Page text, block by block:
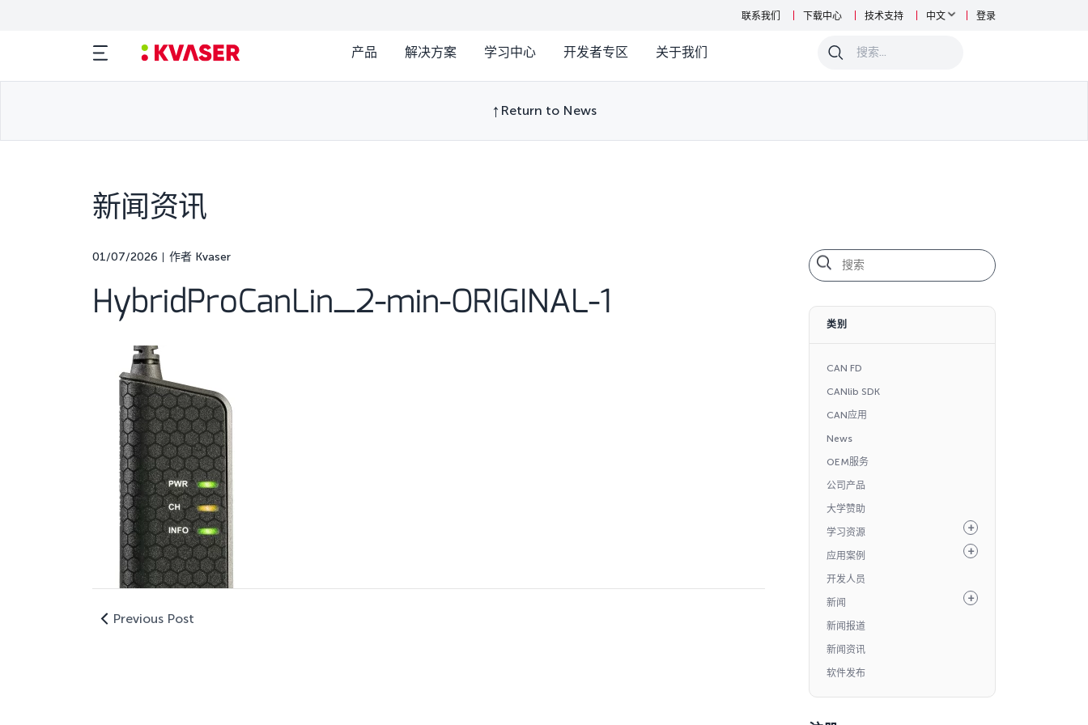
联系我们 下载中心 技术支持 中文 登录
产品 解决方案 学习中心 开发者专区 关于我们 0
Return to News
新闻资讯
01/07/2026 作者 Kvaser
HybridProCanLin_2-min-ORIGINAL-1
Previous Post
类别
CAN FD
CANlib SDK
CAN应用
News
OEM服务
公司产品
大学赞助
学习资源
应用案例
开发人员
新闻
新闻报道
新闻资讯
软件发布